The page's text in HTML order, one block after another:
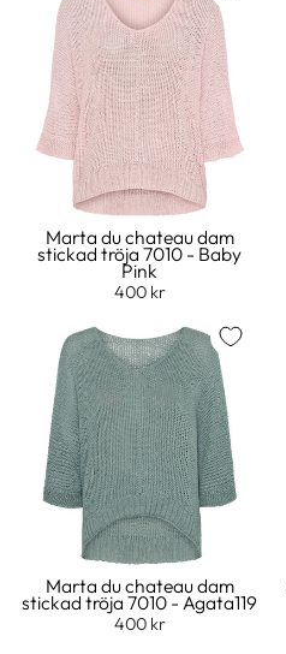
Marta du chateau dam
stickad tröja 7010 - Baby
Pink
400 kr
Marta du chateau dam
stickad tröja 7010 - Agata119
400 kr